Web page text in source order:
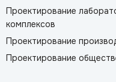
Проектирование
комплексов
Проектирование
Проектирование